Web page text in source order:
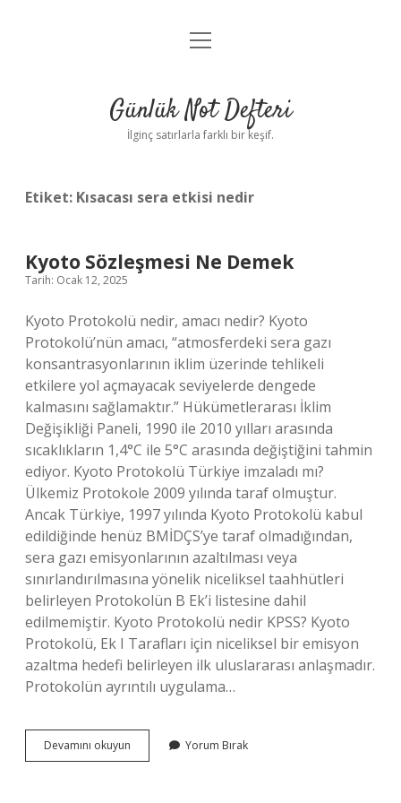
Anasayfa
Yasal Uyarı
menüyü
Günlük Not Defteri
İlginç satırlarla farklı bir keşif.
Etiket: Kısacası sera etkisi nedir
Kyoto Sözleşmesi Ne Demek
Tarih: Ocak 12, 2025
Kyoto Protokolü nedir, amacı nedir? Kyoto
Protokolü’nün amacı, “atmosferdeki sera gazı
konsantrasyonlarının iklim üzerinde tehlikeli
etkilere yol açmayacak seviyelerde dengede
kalmasını sağlamaktır.” Hükümetlerarası İklim
Değişikliği Paneli, 1990 ile 2010 yılları arasında
sıcaklıkların 1,4°C ile 5°C arasında değiştiğini tahmin
ediyor. Kyoto Protokolü Türkiye imzaladı mı?
Ülkemiz Protokole 2009 yılında taraf olmuştur.
Ancak Türkiye, 1997 yılında Kyoto Protokolü kabul
edildiğinde henüz BMİDÇS’ye taraf olmadığından,
sera gazı emisyonlarının azaltılması veya
sınırlandırılmasına yönelik niceliksel taahhütleri
belirleyen Protokolün B Ek’i listesine dahil
edilmemiştir. Kyoto Protokolü nedir KPSS? Kyoto
Protokolü, Ek I Tarafları için niceliksel bir emisyon
azaltma hedefi belirleyen ilk uluslararası anlaşmadır.
Protokolün ayrıntılı uygulama…
Devamını okuyun
Sözleşmesi
Yorum Bırak